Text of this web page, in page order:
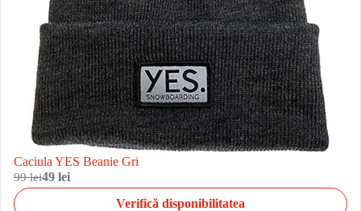
Caciula YES Beanie Gri
99 lei49 lei
Verifică disponibilitatea